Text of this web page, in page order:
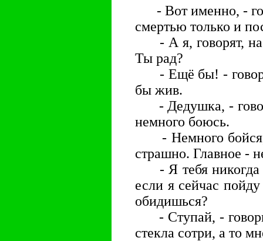
- Вот именно, -
смертью только и
- А я, говорят, на
Ты рад?
- Ещё бы! -
бы жив.
- Дедушка, -
немного боюсь.
- Немного бойся,
страшно. Главное -
- Я тебя никогда
если я сейчас
обидишься?
- Ступай, -
стекла сотри, а то